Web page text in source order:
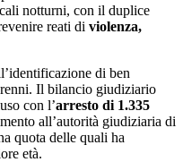
notturni, con il duplice
reati di violenza,
di ben
Il bilancio giudiziario
con l’arresto di 1.335
all’autorità giudiziaria di
quota delle quali ha
età.